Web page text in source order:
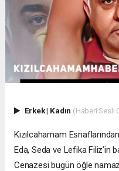
Erkek| Kadın (Haberi Sesli
Kızılcahamam
Eda, Seda ve Lefika Filiz’in
Cenazesi bugün öğle